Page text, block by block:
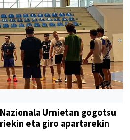
Urnietan gogotsu
eta giro apartarekin